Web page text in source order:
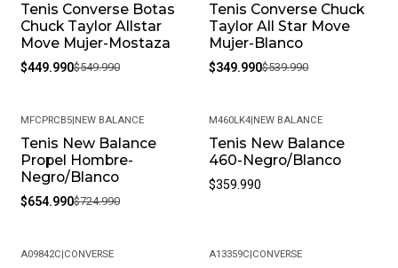
-18%
Tenis Converse Botas
Chuck Taylor Allstar
Move Mujer-Mostaza
$449.990$549.990
-35%
Tenis Converse Chuck
Taylor All Star Move
Mujer-Blanco
$349.990$539.990
-10%
MFCPRCB5| NEW BALANCE
Tenis New Balance
Propel Hombre-
Negro/Blanco
$654.990$724.990
M460LK4 NEW BALANCE
Tenis New Balance
460-Negro/Blanco
$359.990
A09842C CONVERSE A13359C CONVERSE